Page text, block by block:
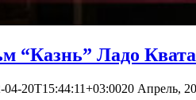
“Казнь” Ладо
04-20T15:44:11+03:0020 Апрель,